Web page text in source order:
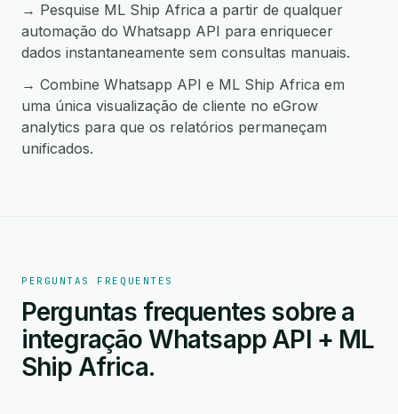
→ Pesquise ML Ship Africa a partir de qualquer
automação do Whatsapp API para enriquecer
dados instantaneamente sem consultas manuais.
→ Combine Whatsapp API e ML Ship Africa em
uma única visualização de cliente no eGrow
analytics para que os relatórios permaneçam
unificados.
PERGUNTAS FREQUENTES
Perguntas frequentes sobre a
integração Whatsapp API + ML
Ship Africa.